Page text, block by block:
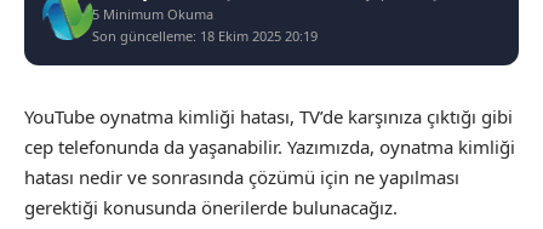
Son güncelleme: 18 Ekim 2025 20:19
5 Minimum Okuma
YouTube oynatma kimliği hatası, TV’de karşınıza çıktığı gibi
cep telefonunda da yaşanabilir. Yazımızda, oynatma kimliği
hatası nedir ve sonrasında çözümü için ne yapılması
gerektiği konusunda önerilerde bulunacağız.